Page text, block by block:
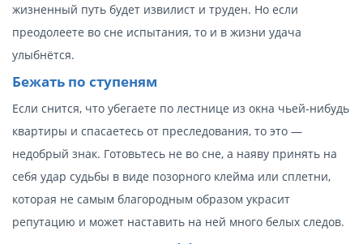
жизненный путь будет извилист и труден. Но если
преодолеете во сне испытания, то и в жизни удача
улыбнётся.
Бежать по ступеням
Если снится, что убегаете по лестнице из окна чьей-нибудь
квартиры и спасаетесь от преследования, то это —
недобрый знак. Готовьтесь не во сне, а наяву принять на
себя удар судьбы в виде позорного клейма или сплетни,
которая не самым благородным образом украсит
репутацию и может наставить на ней много белых следов.